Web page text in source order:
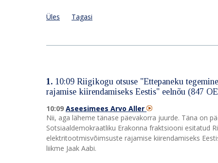
Üles Tagasi
1. 10:09 Riigikogu otsuse "Ettepaneku
rajamise kiirendamiseks Eestis" eelnõu (847
10:09 Aseesimees Arvo Aller
Nii, aga läheme tänase päevakorra juurde. Täna on
Sotsiaaldemokraatliku Erakonna fraktsiooni esitatud
elektritootmisvõimsuste rajamise kiirendamiseks
liikme Jaak Aabi.